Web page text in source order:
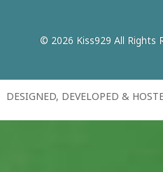
© 2026 Kiss929 All Rights
DESIGNED, DEVELOPED &